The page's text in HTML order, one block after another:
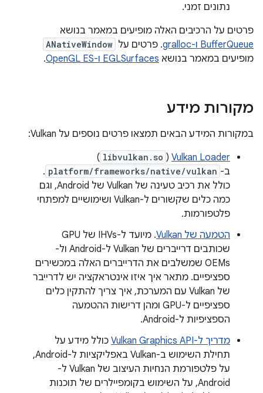
נתונים זמני.
פרטים על הרכיבים האלה מופיעים במאמר בנושא
BufferQueue ו-gralloc
. פרטים על ANativeWindow
מופיעים במאמר בנושא EGLSurfaces ו-OpenGL ES .
מקורות מידע
במקורות המידע הבאים תמצאו פרטים נוספים על Vulkan:
Vulkan Loader
(
libvulkan.so
)
ב- platform/frameworks/native/vulkan
.
כולל את רכיב טעינה של Vulkan של Android, וגם
כמה כלים שקשורים ל-Vulkan ושימושיים למפתחי
פלטפורמות.
הטמעה של Vulkan
. מיועד ל-IHVs של GPU
שכותבים דרייברים של Vulkan ל-Android ול-
OEMs שמשלבים את הדרייברים האלה במכשירים
ספציפיים. מתאר איך איזו אינטראקציה יש לדרייבר
של Vulkan עם המערכת, איך צריך להתקין כלים
ספציפיים ל-GPU ומהן דרישות ההטמעה
הספציפיות ל-Android.
מדריך ל-Vulkan Graphics API
כולל מידע על
תחילת השימוש ב-Vulkan באפליקציות ל-Android,
על פלטפורמת הנחיות העיצוב של Vulkan ל-
Android, על השימוש בקומפיילרים של תוכנות